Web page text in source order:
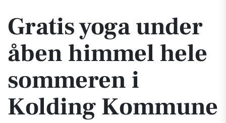
Gratis yoga under
åben himmel hele
sommeren i
Kolding Kommune